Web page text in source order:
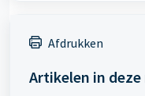
Afdrukken
Artikelen in deze